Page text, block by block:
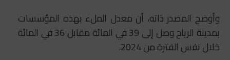
وأوضح المصدر ذاته، أن معدل الملء بهذه المؤسسات
بمدينة الرياح وصل إلى 39 في المائة مقابل 36 في المائة
خلال نفس الفترة من 2024.